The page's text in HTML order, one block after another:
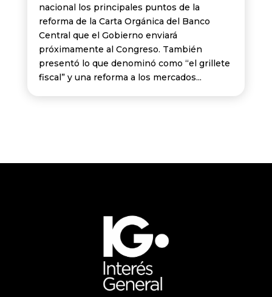
nacional los principales puntos de la
reforma de la Carta Orgánica del Banco
Central que el Gobierno enviará
próximamente al Congreso. También
presentó lo que denominó como “el grillete
fiscal” y una reforma a los mercados...